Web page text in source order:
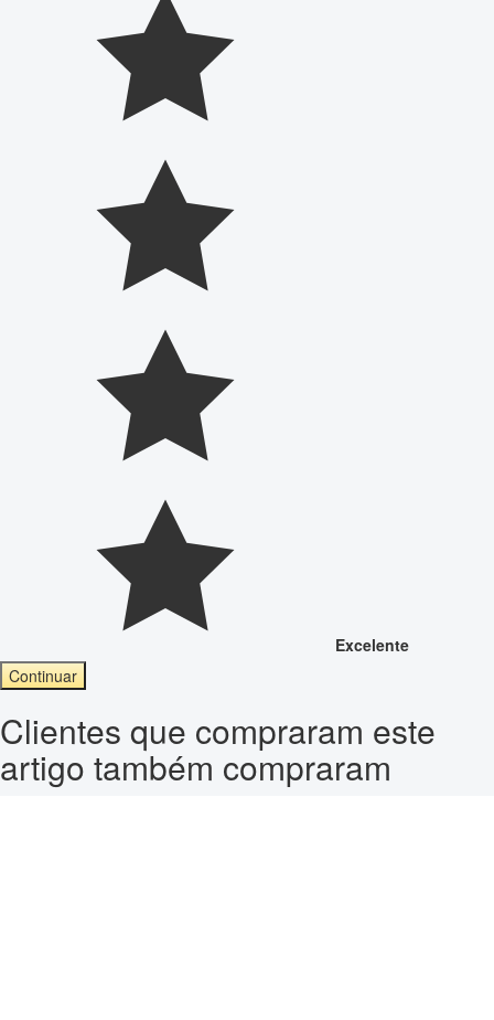
Excelente
Continuar
Clientes que compraram este
artigo também compraram